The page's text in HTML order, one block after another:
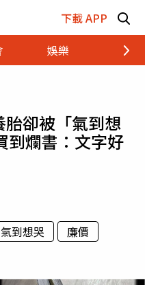
下載 APP
娛樂 財經
卻被「氣到想
爛書：文字好
氣到想哭
廉價